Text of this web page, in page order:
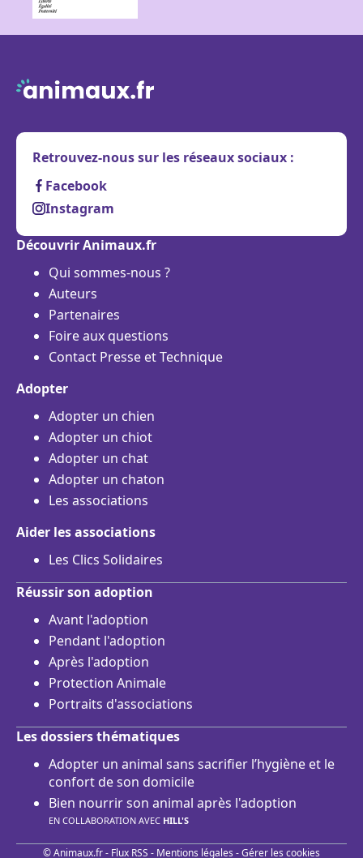
Retrouvez-nous sur les réseaux sociaux :
Facebook
Instagram
Découvrir Animaux.fr
Qui sommes-nous ?
Auteurs
Partenaires
Foire aux questions
Contact Presse et Technique
Adopter
Adopter un chien
Adopter un chiot
Adopter un chat
Adopter un chaton
Les associations
Aider les associations
Les Clics Solidaires
Réussir son adoption
Avant l'adoption
Pendant l'adoption
Après l'adoption
Protection Animale
Portraits d'associations
Les dossiers thématiques
Adopter un animal sans sacrifier l’hygiène et le
confort de son domicile
Bien nourrir son animal après l'adoption
EN COLLABORATION AVEC HILL'S
© Animaux.fr - Flux RSS - Mentions légales -Gérer les cookies